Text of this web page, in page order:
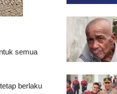
semua
berlaku